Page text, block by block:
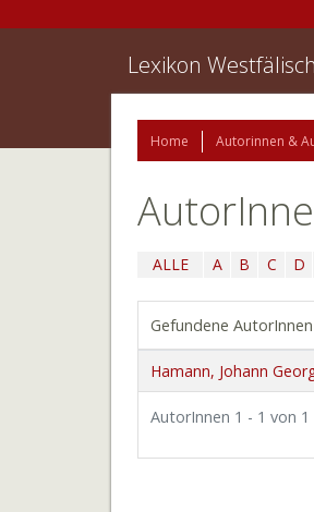
Lexikon
Home Autorinnen &
ALLE A B C D
Gefundene
Hamann, Johann
AutorInnen 1 - 1 von 1